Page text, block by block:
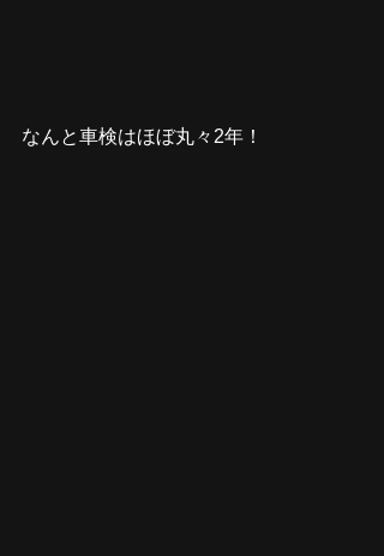
なんと車検はほぼ丸々2年！